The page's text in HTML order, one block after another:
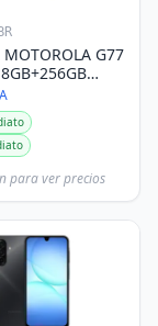
MOTOROLA G77
para ver precios